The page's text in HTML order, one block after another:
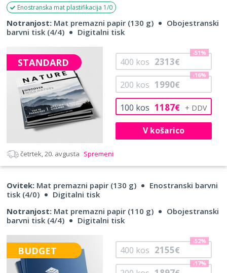
Enostranska mat plastifikacija 1/0
Notranjost: Mat premazni papir (130 g)
Obojestranski
barvni tisk (4/4)
Digitalni tisk
STANDARD
100 kos 1187€
200 kos 1990€
-16%
400 kos 2313€
-51%
V košarico
četrtek, 20. avgusta Spremeni
Ovitek: Mat premazni papir (130 g)
Enostranski barvni
tisk (4/0)
Digitalni tisk
Notranjost: Mat premazni papir (110 g)
Obojestranski
barvni tisk (4/4)
Digitalni tisk
BUDGET
-17%
400 kos 2155€
-52%